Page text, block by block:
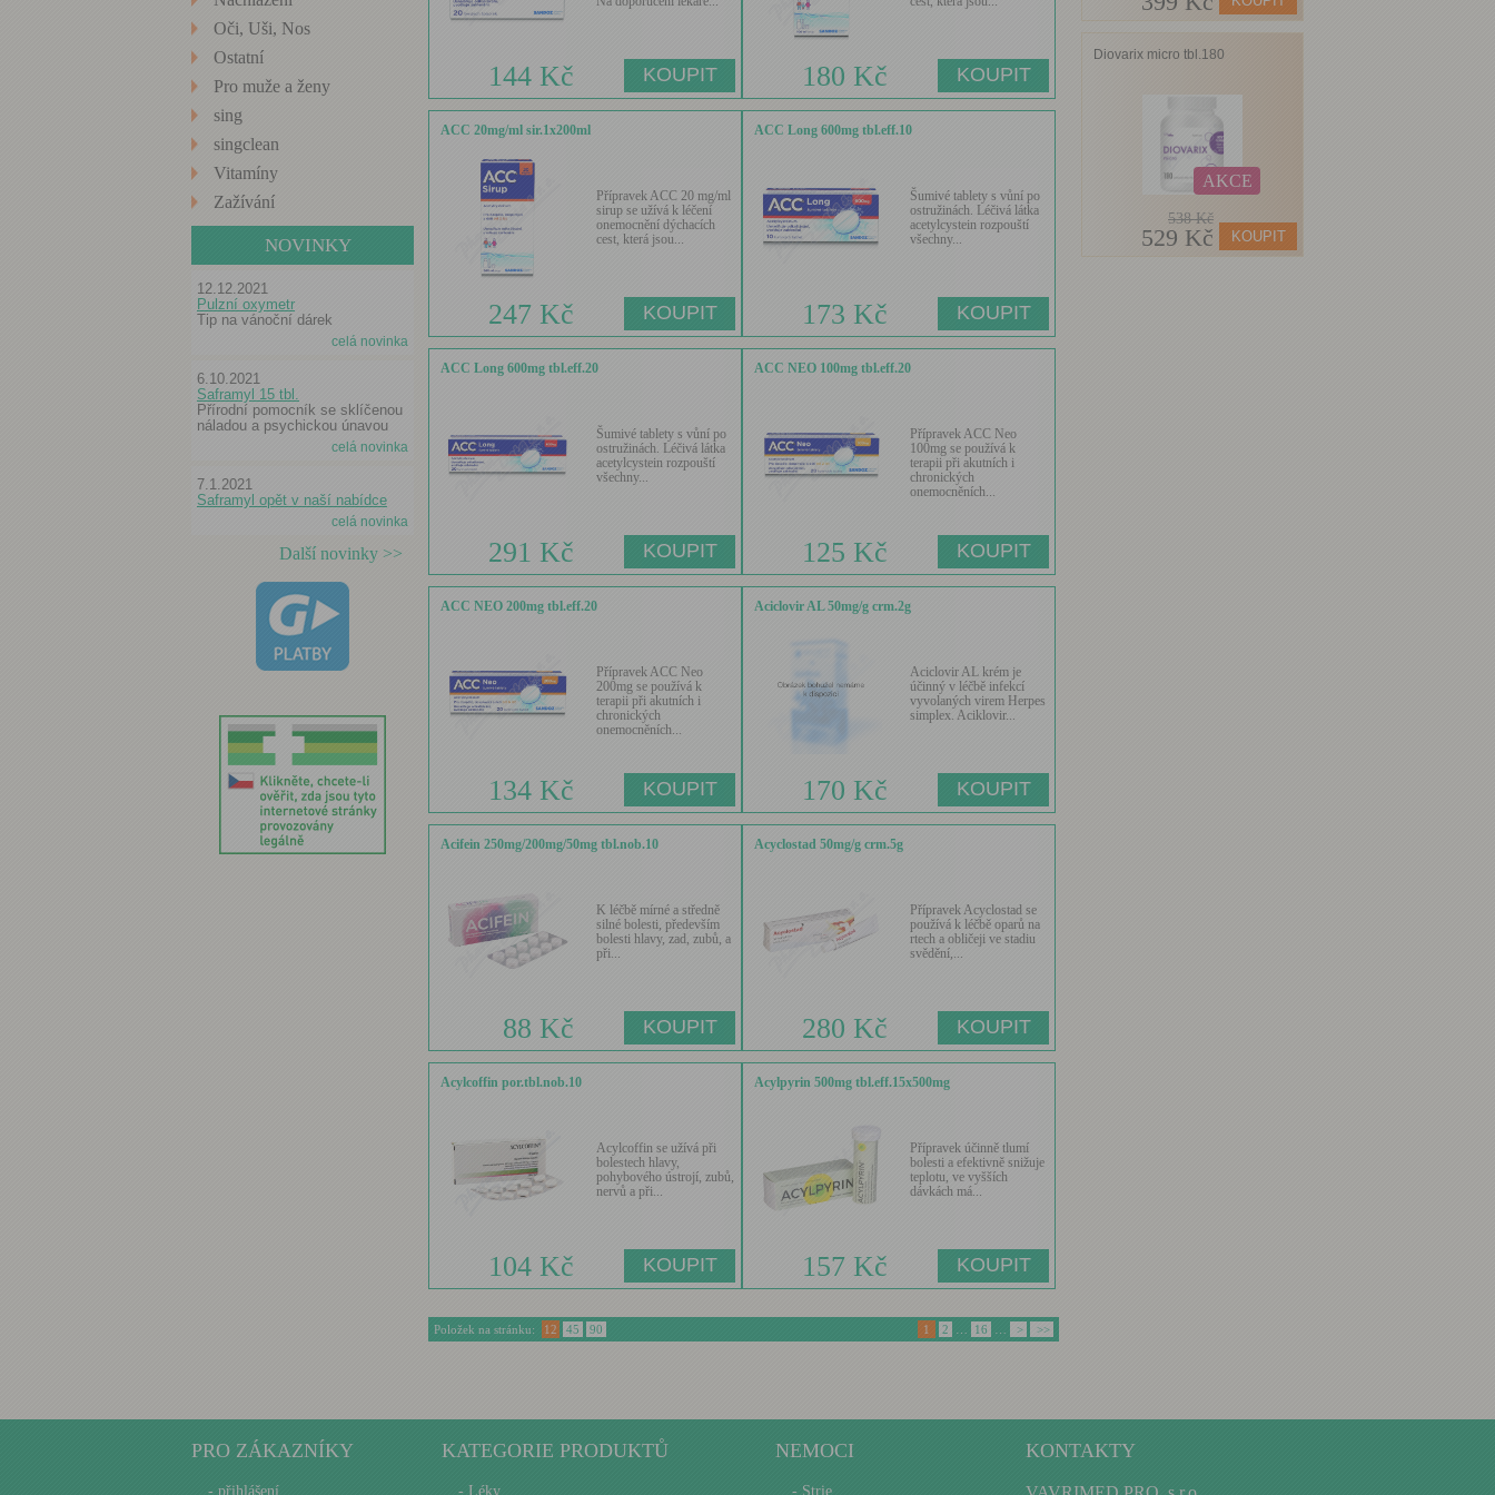
Oči, Uši, Nos
Ostatní
Pro muže a ženy
sing
singclean
Vitamíny
Zažívání
NOVINKY
12.12.2021
Pulzní oxymetr
Tip na vánoční dárek
celá novinka
6.10.2021
Saframyl 15 tbl.
Přírodní pomocník se sklíčenou
náladou a psychickou únavou
celá novinka
7.1.2021
Saframyl opět v naší nabídce
celá novinka
Další novinky >>
144 Kč 180 Kč
ACC 20mg/ml sir.1x200ml
Přípravek ACC 20 mg/ml
sirup se užívá k léčení
onemocnění dýchacích
cest, která jsou...
247 Kč
ACC Long 600mg tbl.eff.10
Šumivé tablety s vůní po
ostružinách. Léčivá látka
acetylcystein rozpouští
všechny...
173 Kč
ACC Long 600mg tbl.eff.20
Šumivé tablety s vůní po
ostružinách. Léčivá látka
acetylcystein rozpouští
všechny...
291 Kč
ACC NEO 100mg tbl.eff.20
Přípravek ACC Neo
100mg se používá k
terapii při akutních i
chronických
onemocněních...
125 Kč
ACC NEO 200mg tbl.eff.20
Přípravek ACC Neo
200mg se používá k
terapii při akutních i
chronických
onemocněních...
134 Kč
Aciclovir AL 50mg/g crm.2g
Aciclovir AL krém je
účinný v léčbě infekcí
vyvolaných virem Herpes
simplex. Aciklovir...
170 Kč
Acifein 250mg/200mg/50mg tbl.nob.10
K léčbě mírné a středně
silné bolesti, především
bolesti hlavy, zad, zubů, a
při...
88 Kč
Acyclostad 50mg/g crm.5g
Přípravek Acyclostad se
používá k léčbě oparů na
rtech a obličeji ve stadiu
svědění,...
280 Kč
Acylcoffin por.tbl.nob.10
Acylcoffin se užívá při
bolestech hlavy,
pohybového ústrojí, zubů,
nervů a při...
104 Kč
Acylpyrin 500mg tbl.eff.15x500mg
Přípravek účinně tlumí
bolesti a efektivně snižuje
teplotu, ve vyšších
dávkách má...
157 Kč
Položek na stránku: 12 45 90 1 2 16 > >>
AKCE
Diovarix micro tbl.180
538 Kč
529 Kč
PRO ZÁKAZNÍKY
- přihlášení
KATEGORIE PRODUKTŮ
- Léky
NEMOCI
- Strie
KONTAKTY